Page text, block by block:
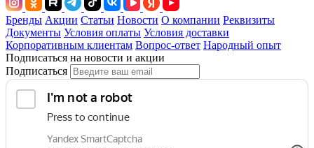
Бренды Акции Статьи Новости О компании Реквизиты
Документы Условия оплаты Условия доставки
Корпоративным клиентам Вопрос-ответ Народный опыт
Подписаться на новости и акции
Подписаться